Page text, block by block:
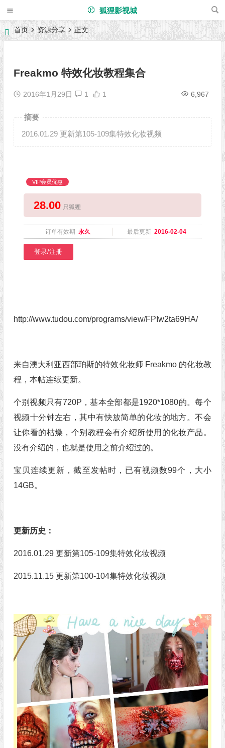
狐狸影视城
首页 资源分享 正文
Freakmo 特效化妆教程集合
2016年1月29日 1 6,967
1
摘要
2016.01.29 更新第105-109集特效化妆视频
VIP会员优惠
28.00 只狐狸
订单有效期 永久 最后更新 2016-02-04
登录/注册
http://www.tudou.com/programs/view/FPIw2ta69HA/
来自澳大利亚西部珀斯的特效化妆师 Freakmo 的化妆教
程，本帖连续更新。
个别视频只有720P，基本全部都是1920*1080的。每个
视频十分钟左右，其中有快放简单的化妆的地方。不会
让你看的枯燥，个别教程会有介绍所使用的化妆产品。
没有介绍的，也就是使用之前介绍过的。
宝贝连续更新，截至发帖时，已有视频数99个，大小
14GB。
更新历史：
2016.01.29 更新第105-109集特效化妆视频
2015.11.15 更新第100-104集特效化妆视频